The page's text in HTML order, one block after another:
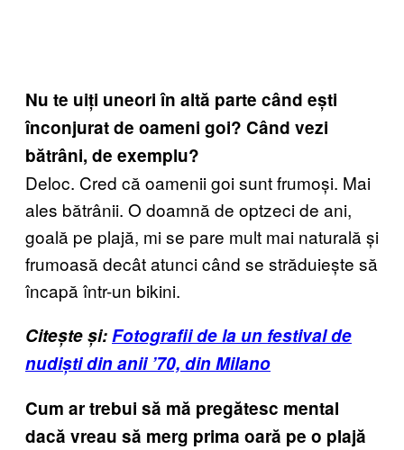
Nu te uiți uneori în altă parte când ești
înconjurat de oameni goi? Când vezi
bătrâni, de exemplu?
Deloc. Cred că oamenii goi sunt frumoși. Mai
ales bătrânii. O doamnă de optzeci de ani,
goală pe plajă, mi se pare mult mai naturală și
frumoasă decât atunci când se străduiește să
încapă într-un bikini.
Citește și:Fotografii de la un festival de
nudiști din anii ’70, din Milano
Cum ar trebui să mă pregătesc mental
dacă vreau să merg prima oară pe o plajă